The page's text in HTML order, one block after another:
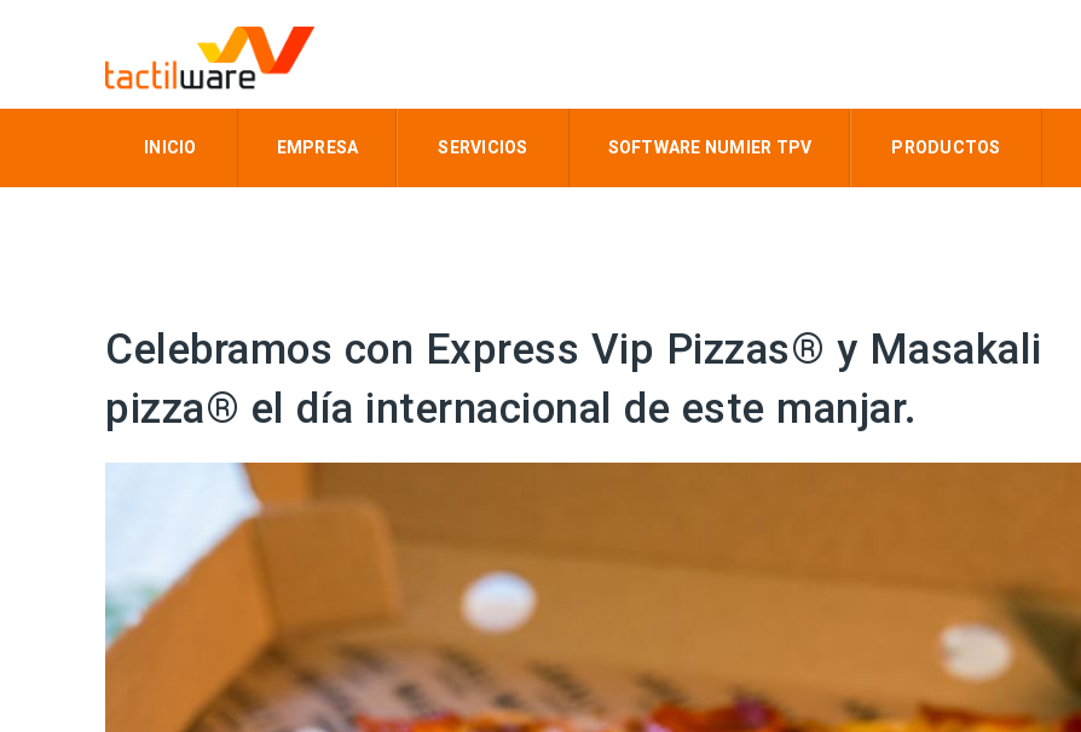
INICIO EMPRESA SERVICIOS SOFTWARE NUMIER TPV PRODUCTOS
Celebramos con Express Vip Pizzas® y Masakali
pizza® el día internacional de este manjar.